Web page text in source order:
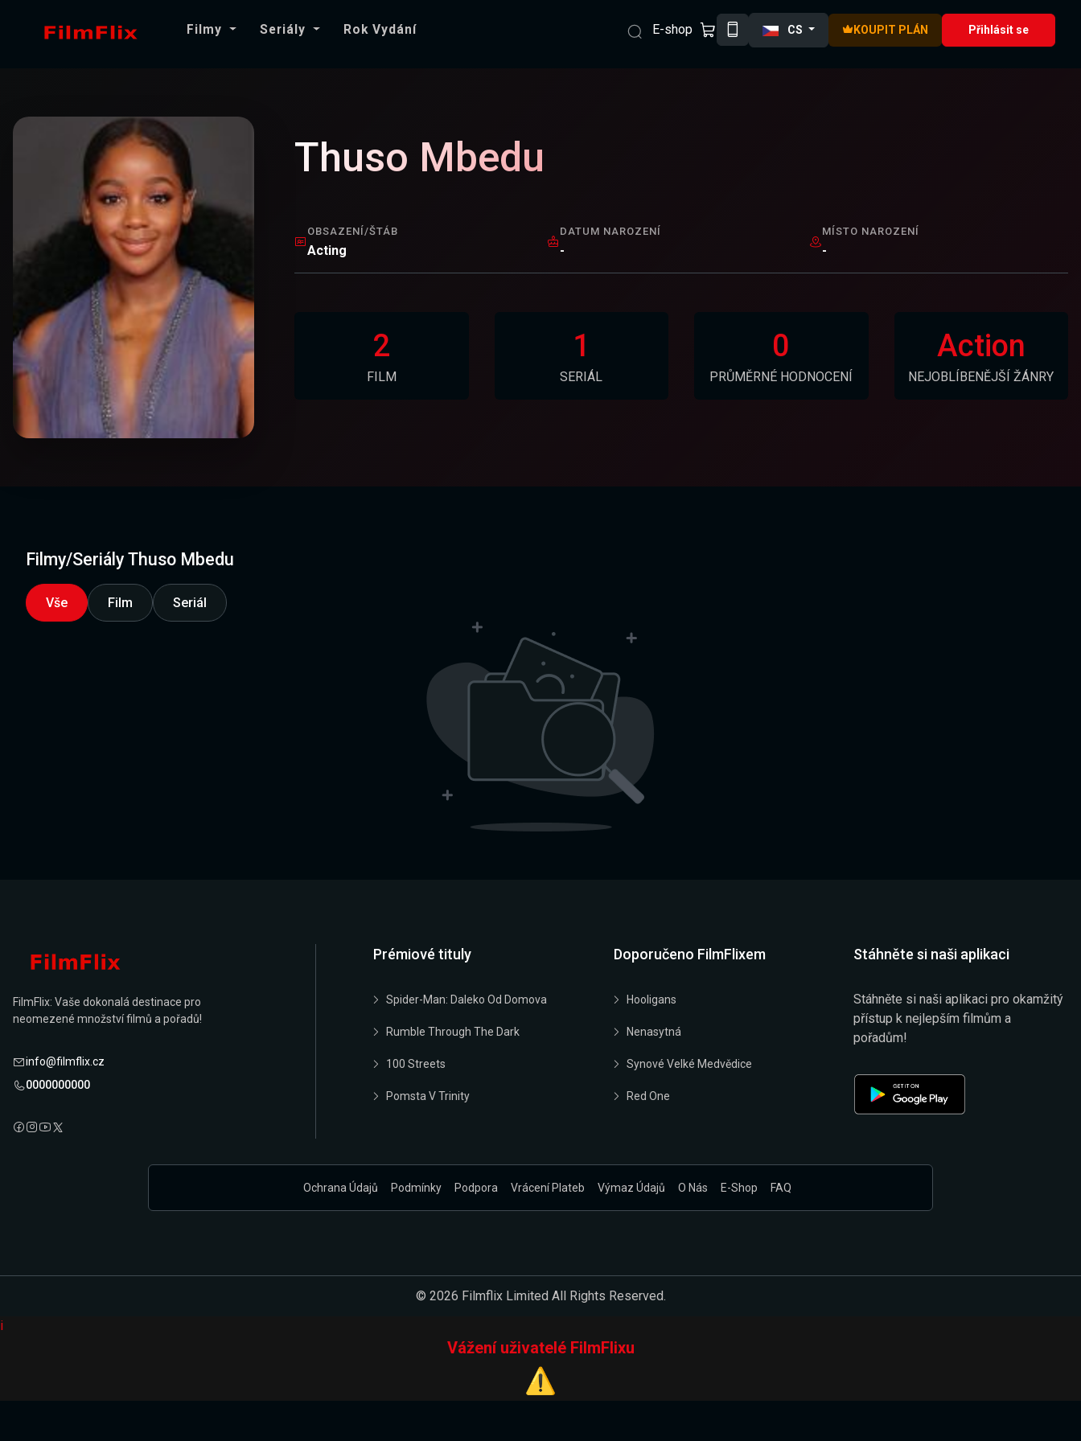
Filmy Seriály Rok Vydání E-shop CS KOUPIT PLÁN Přihlásit se
Thuso Mbedu
OBSAZENÍ/ŠTÁB
Acting
DATUM NAROZENÍ
-
MÍSTO NAROZENÍ
-
2
FILM
1
SERIÁL
0
PRŮMĚRNÉ HODNOCENÍ
Action
NEJOBLÍBENĚJŠÍ ŽÁNRY
Filmy/Seriály Thuso Mbedu
Vše Film Seriál
FilmFlix: Vaše dokonalá destinace pro
neomezené množství filmů a pořadů!
info@filmflix.cz
0000000000
Prémiové tituly
Spider-Man: Daleko Od Domova
Rumble Through The Dark
100 Streets
Pomsta V Trinity
Doporučeno FilmFlixem
Hooligans
Nenasytná
Synové Velké Medvědice
Red One
Stáhněte si naši aplikaci
Stáhněte si naši aplikaci pro okamžitý
přístup k nejlepším filmům a
pořadům!
Ochrana Údajů Podmínky Podpora Vrácení Plateb Výmaz Údajů O Nás E-Shop FAQ
© 2026 Filmflix Limited All Rights Reserved.
i
Vážení uživatelé FilmFlixu
⚠️